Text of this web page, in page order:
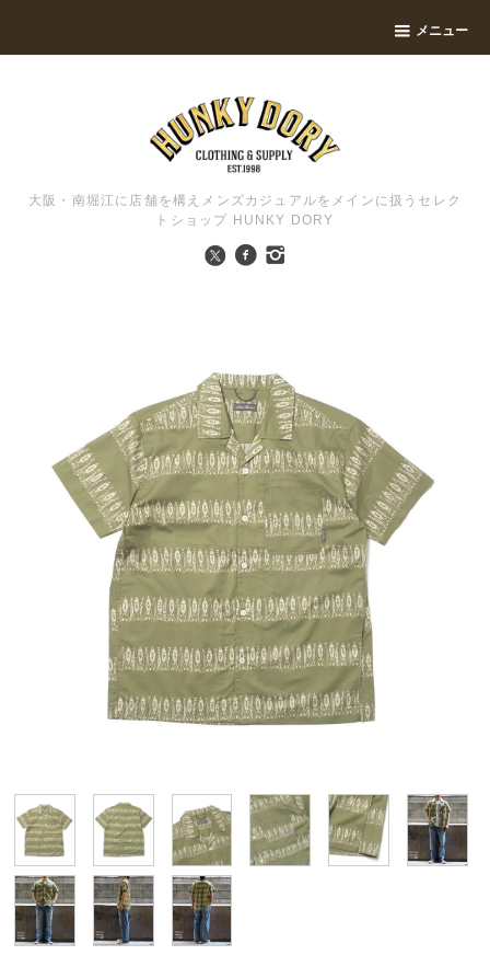
メニュー
大阪・南堀江に店舗を構えメンズカジュアルをメインに扱うセレク
トショップ HUNKY DORY